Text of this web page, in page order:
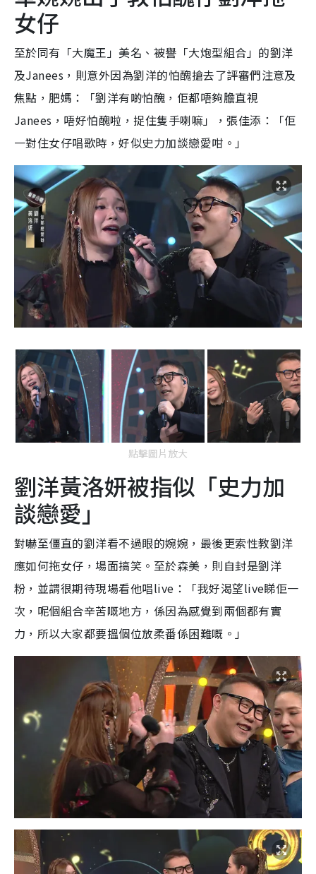
女仔
至於同有「大魔王」美名、被譽「大炮型組合」的劉洋
及Janees，則意外因為劉洋的怕醜搶去了評審們注意及
焦點，肥媽：「劉洋有啲怕醜，佢都唔夠膽直視
Janees，唔好怕醜啦，捉住隻手喇嘛」，張佳添：「佢
一對住女仔唱歌時，好似史力加談戀愛咁。」
點擊圖片放大
劉洋黃洛妍被指似「史力加
談戀愛」
對嚇至僵直的劉洋看不過眼的婉婉，最後更索性教劉洋
應如何拖女仔，場面搞笑。至於森美，則自封是劉洋
粉，並謂很期待現場看他唱live：「我好渴望live睇佢一
次，呢個組合辛苦嘅地方，係因為感覺到兩個都有實
力，所以大家都要搵個位放柔番係困難嘅。」